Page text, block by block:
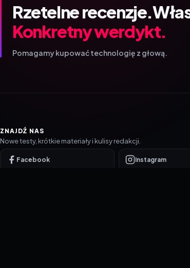
Rzetelne recenzje.
Konkretny werdykt.
Pomagamy kupować technologię z głową.
ZNAJDŹ NAS
Nowe testy, krótkie materiały i kulisy redakcji.
Facebook Instagram